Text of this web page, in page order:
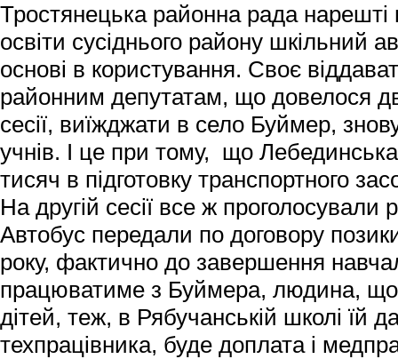
Тростянецька районна рада нарешті
освіти сусіднього району шкільний
основі в користування. Своє
районним депутатам, що довелося
сесії, виїжджати в село Буймер,
учнів. І це при тому, що
тисяч в підготовку транспортного
На другій сесії все ж проголосували
Автобус передали по договору
року, фактично до завершення
працюватиме з Буймера, людина,
дітей, теж, в Рябучанській школі їй
техпрацівника, буде доплата і